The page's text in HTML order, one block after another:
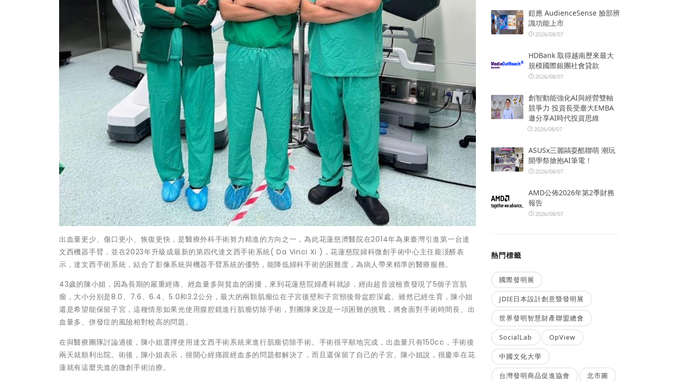
出血量更少、傷口更小、恢復更快，是醫療外科手術努力精進的方向之一，為此花蓮慈濟醫院在2014年為東臺灣引進第一台達
文西機器手臂，並在2023年升級成最新的第四代達文西手術系統( Da Vinci Xi )，花蓮慈院婦科微創手術中心主任龐渂醛表
示，達文西手術系統，結合了影像系統與機器手臂系統的優勢，能降低婦科手術的困難度，為病人帶來精準的醫療服務。
43歲的陳小姐，因為長期的嚴重經痛、經血量多與貧血的困擾，來到花蓮慈院婦產科就診，經由超音波檢查發現了5個子宫肌
瘤，大小分别是8.0、7.6、6.4、5.0和3.2公分，最大的兩顆肌瘤位在子宮後壁和子宮頸後骨盆腔深處。雖然已經生育，陳小姐
還是希望能保留子宮，這種情形如果光使用腹腔鏡進行肌瘤切除手術，對團隊來說是一項困難的挑戰，將會面對手術時間長、出
血量多、併發症的風險相對較高的問題。
在與醫療團隊討論過後，陳小姐選擇使用達文西手術系統來進行肌瘤切除手術。手術很平順地完成，出血量只有150cc，手術後
兩天就順利出院。術後，陳小姐表示，很開心經痛跟經血多的問題都解決了，而且還保留了自己的子宮。陳小姐說，很慶幸在花
蓮就有這麼先進的微創手術治療。
鎧應 AudienceSense 臉部辨
識功能上市
2026/08/07
HDBank 取得越南歷來最大
規模國際銀團社會貸款
2026/08/07
創智動能強化AI與經營雙軸
競爭力 投資長受臺大EMBA
邀分享AI時代投資思維
2026/08/07
ASUSx三麗鷗耍酷聯萌 潮玩
開學祭搶抱AI筆電！
2026/08/07
AMD公佈2026年第2季財務
報告
2026/08/07
熱門標籤
國際發明展
JDIE日本設計創意暨發明展
世界發明智慧財產聯盟總會
SocialLab OpView
中國文化大學
台灣發明商品促進協會 北市圖